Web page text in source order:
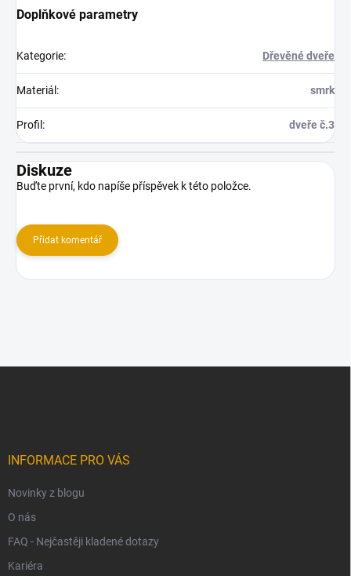
Doplňkové parametry
Kategorie: Dřevěné dveře
Materiál : smrk
Profil : dveře č.3
Diskuze
Buďte první, kdo napíše příspěvek k této položce.
Přidat komentář
INFORMACE PRO VÁS
Novinky z blogu
O nás
FAQ - Nejčastěji kladené dotazy
Kariéra